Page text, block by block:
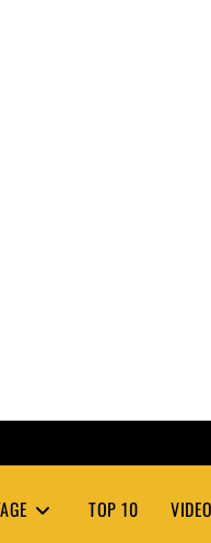
TOP 10 VIDEO